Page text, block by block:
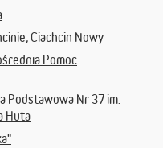
Ciachcin Nowy
Pomoc
Podstawowa Nr 37 im.
Huta